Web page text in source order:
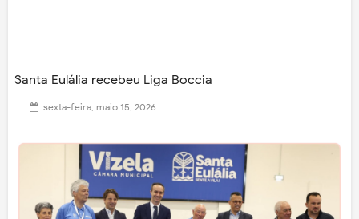
Santa Eulália recebeu Liga Boccia
sexta-feira, maio 15, 2026